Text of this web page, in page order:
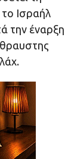
Ισραήλ
την έναρξη